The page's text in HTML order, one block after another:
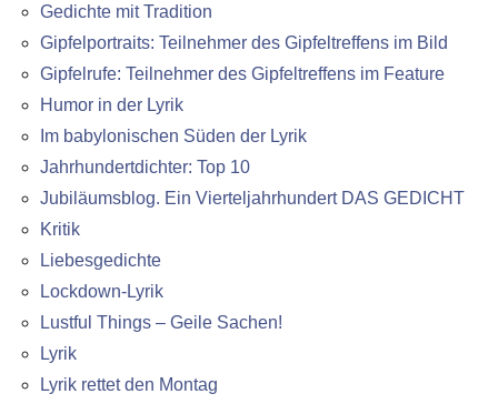
Gedichte mit Tradition
Gipfelportraits: Teilnehmer des Gipfeltreffens im Bild
Gipfelrufe: Teilnehmer des Gipfeltreffens im Feature
Humor in der Lyrik
Im babylonischen Süden der Lyrik
Jahrhundertdichter: Top 10
Jubiläumsblog. Ein Vierteljahrhundert DAS GEDICHT
Kritik
Liebesgedichte
Lockdown-Lyrik
Lustful Things – Geile Sachen!
Lyrik
Lyrik rettet den Montag